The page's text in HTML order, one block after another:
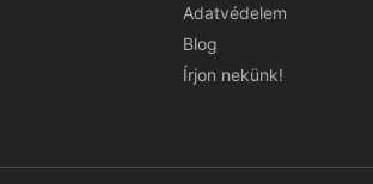
Adatvédelem
Blog
Írjon nekünk!